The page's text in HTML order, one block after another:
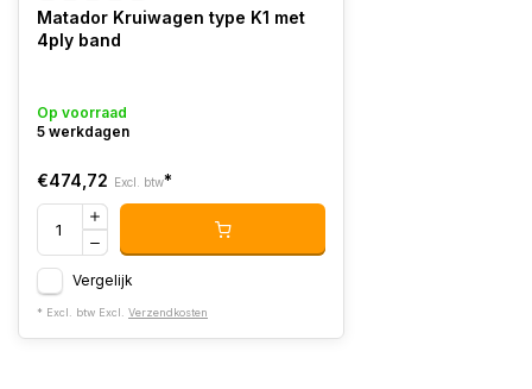
Matador Kruiwagen type K1 met
4ply band
Op voorraad
5 werkdagen
€474,72 Excl. btw*
Vergelijk
* Excl. btw Excl. Verzendkosten